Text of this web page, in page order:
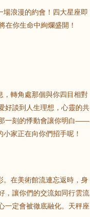
浪漫的約會！四大星座即
在你生命中絢爛盛開！
，轉角處那個與你四目相對
好談到人生理想，心靈的共
一刻的悸動會讓你明白——
家正在向你們招手呢！
。在美術館流連忘返時，身
，讓你們的交流如同行雲流
一定會被徹底融化。天秤座
鼠 牛 虎